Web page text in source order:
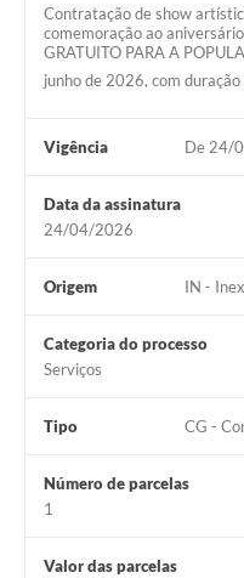
Contratação de show
comemoração ao
GRATUITO PARA A
junho de 2026, com
Vigência De 24/
Data da assinatura
24/04/2026
Origem IN -
Categoria do processo
Serviços
Tipo CG -
Número de parcelas
1
Valor das parcelas